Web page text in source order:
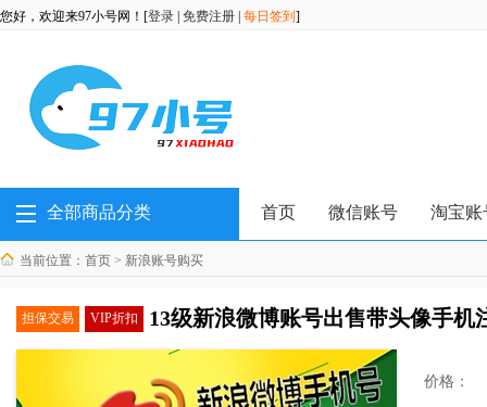
您好，欢迎来97小号网！[登录 免费注册 每日签到 ]
全部商品分类 首页 微信账号 淘宝账
当前位置： 首页 > 新浪账号购买
担保交易 VIP折扣 13级新浪微博账号出售带头像手机
价格：